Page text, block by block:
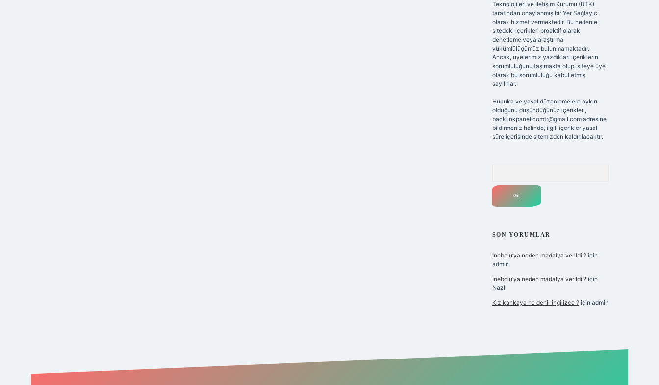
Teknolojileri ve İletişim Kurumu (BTK)
tarafından onaylanmış bir Yer Sağlayıcı
olarak hizmet vermektedir. Bu nedenle,
sitedeki içerikleri proaktif olarak
denetleme veya araştırma
yükümlülüğümüz bulunmamaktadır.
Ancak, üyelerimiz yazdıkları içeriklerin
sorumluluğunu taşımakta olup, siteye üye
olarak bu sorumluluğu kabul etmiş
sayılırlar.
Hukuka ve yasal düzenlemelere aykırı
olduğunu düşündüğünüz içerikleri,
backlinkpanelicomtr@gmail.comadresine
bildirmeniz halinde, ilgili içerikler yasal
süre içerisinde sitemizden kaldırılacaktır.
SON YORUMLAR
İnebolu’ya neden madalya verildi ?için
admin
İnebolu’ya neden madalya verildi ?için
Nazlı
Kız kankaya ne denir ingilizce ?için admin